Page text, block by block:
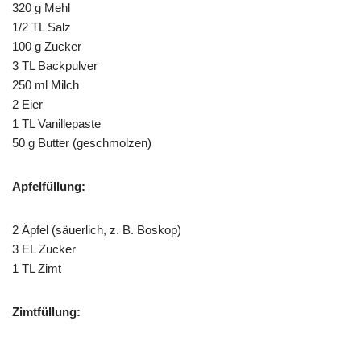
320 g Mehl
1/2 TL Salz
100 g Zucker
3 TL Backpulver
250 ml Milch
2 Eier
1 TL Vanillepaste
50 g Butter (geschmolzen)
Apfelfüllung:
2 Äpfel (säuerlich, z. B. Boskop)
3 EL Zucker
1 TL Zimt
Zimtfüllung: